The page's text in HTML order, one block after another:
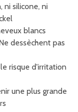
ni silicone, ni
blancs
dessèchent pas
risque d'irritation
une plus grande